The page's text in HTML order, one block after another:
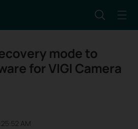
mode to
for VIGI Camera
AM